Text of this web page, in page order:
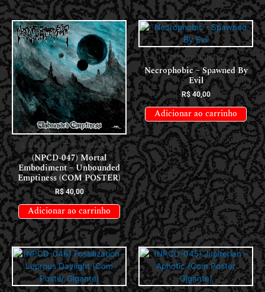
LANÇAMENTOS // RELEASES
(NPCD-047) Mortal
Embodiment – Unbounded
Emptiness (COM POSTER)
R$40,00
Adicionar ao carrinho
CDS NACIONAIS
Necrophobic – Spawned By
Evil
R$40,00
Adicionar ao carrinho